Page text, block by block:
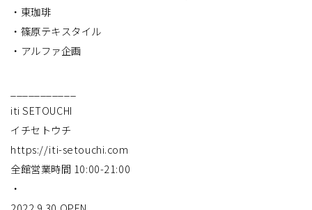
・東珈琲
・篠原テキスタイル
・アルファ企画
iti SETOUCHI
イチセトウチ
https://iti-setouchi.com
全館営業時間 10:00-21:00
・